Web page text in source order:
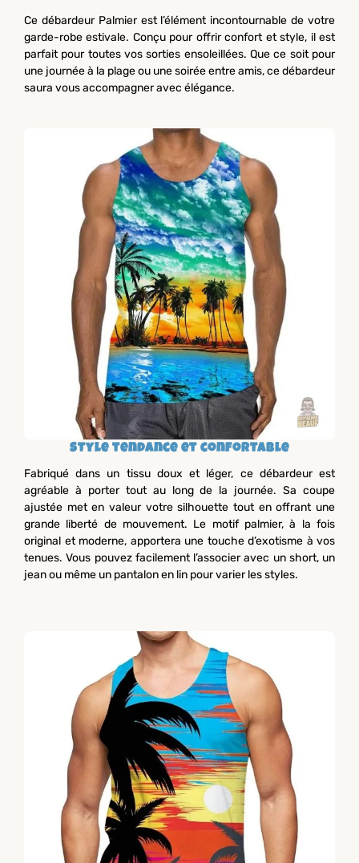
Ce débardeur Palmier est l’élément incontournable de votre
garde-robe estivale. Conçu pour offrir confort et style, il est
parfait pour toutes vos sorties ensoleillées. Que ce soit pour
une journée à la plage ou une soirée entre amis, ce débardeur
saura vous accompagner avec élégance.
Style tendance et confortable
Fabriqué dans un tissu doux et léger, ce débardeur est
agréable à porter tout au long de la journée. Sa coupe
ajustée met en valeur votre silhouette tout en offrant une
grande liberté de mouvement. Le motif palmier, à la fois
original et moderne, apportera une touche d’exotisme à vos
tenues. Vous pouvez facilement l’associer avec un short, un
jean ou même un pantalon en lin pour varier les styles.